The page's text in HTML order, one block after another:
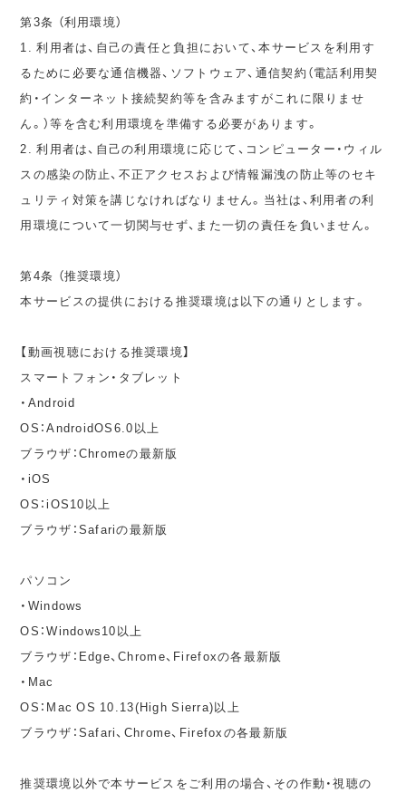
第3条 （利用環境）
1. 利用者は、自己の責任と負担において、本サービスを利用す
るために必要な通信機器、ソフトウェア、通信契約（電話利用契
約・インターネット接続契約等を含みますがこれに限りませ
ん。）等を含む利用環境を準備する必要があります。
2. 利用者は、自己の利用環境に応じて、コンピューター・ウィル
スの感染の防止、不正アクセスおよび情報漏洩の防止等のセキ
ュリティ対策を講じなければなりません。当社は、利用者の利
用環境について一切関与せず、また一切の責任を負いません。
第4条 （推奨環境）
本サービスの提供における推奨環境は以下の通りとします。
【動画視聴における推奨環境】
スマートフォン・タブレット
・Android
OS：AndroidOS6.0以上
ブラウザ：Chromeの最新版
・iOS
OS：iOS10以上
ブラウザ：Safariの最新版
パソコン
・Windows
OS：Windows10以上
ブラウザ：Edge、Chrome、Firefoxの各最新版
・Mac
OS：Mac OS 10.13(High Sierra)以上
ブラウザ：Safari、Chrome、Firefoxの各最新版
推奨環境以外で本サービスをご利用の場合、その作動・視聴の